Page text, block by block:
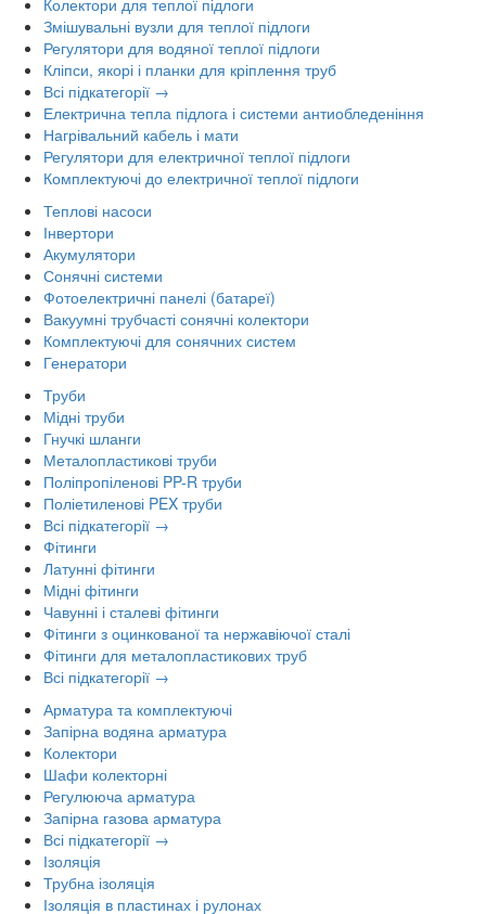
Змішувальні вузли для теплої підлоги
Регулятори для водяної теплої підлоги
Кліпси, якорі і планки для кріплення труб
Всі підкатегорії →
Електрична тепла підлога і системи антиобледеніння
Нагрівальний кабель і мати
Регулятори для електричної теплої підлоги
Комплектуючі до електричної теплої підлоги
Теплові насоси
Інвертори
Акумулятори
Сонячні системи
Фотоелектричні панелі (батареї)
Вакуумні трубчасті сонячні колектори
Комплектуючі для сонячних систем
Генератори
Труби
Мідні труби
Гнучкі шланги
Металопластикові труби
Поліпропіленові PP-R труби
Поліетиленові PEX труби
Всі підкатегорії →
Фітинги
Латунні фітинги
Мідні фітинги
Чавунні і сталеві фітинги
Фітинги з оцинкованої та нержавіючої сталі
Фітинги для металопластикових труб
Всі підкатегорії →
Арматура та комплектуючі
Запірна водяна арматура
Колектори
Шафи колекторні
Регулююча арматура
Запірна газова арматура
Всі підкатегорії →
Ізоляція
Трубна ізоляція
Ізоляція в пластинах і рулонах